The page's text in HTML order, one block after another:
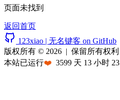
页面未找到
返回首页
123xiao | 无名键客 on GitHub
版权所有 © 2026 | 保留所有权利
本站已运行❤️ 3599 天 13 小时 23